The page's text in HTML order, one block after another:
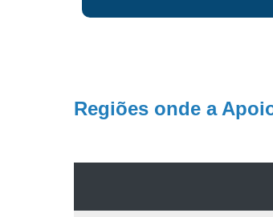
Regiões onde a